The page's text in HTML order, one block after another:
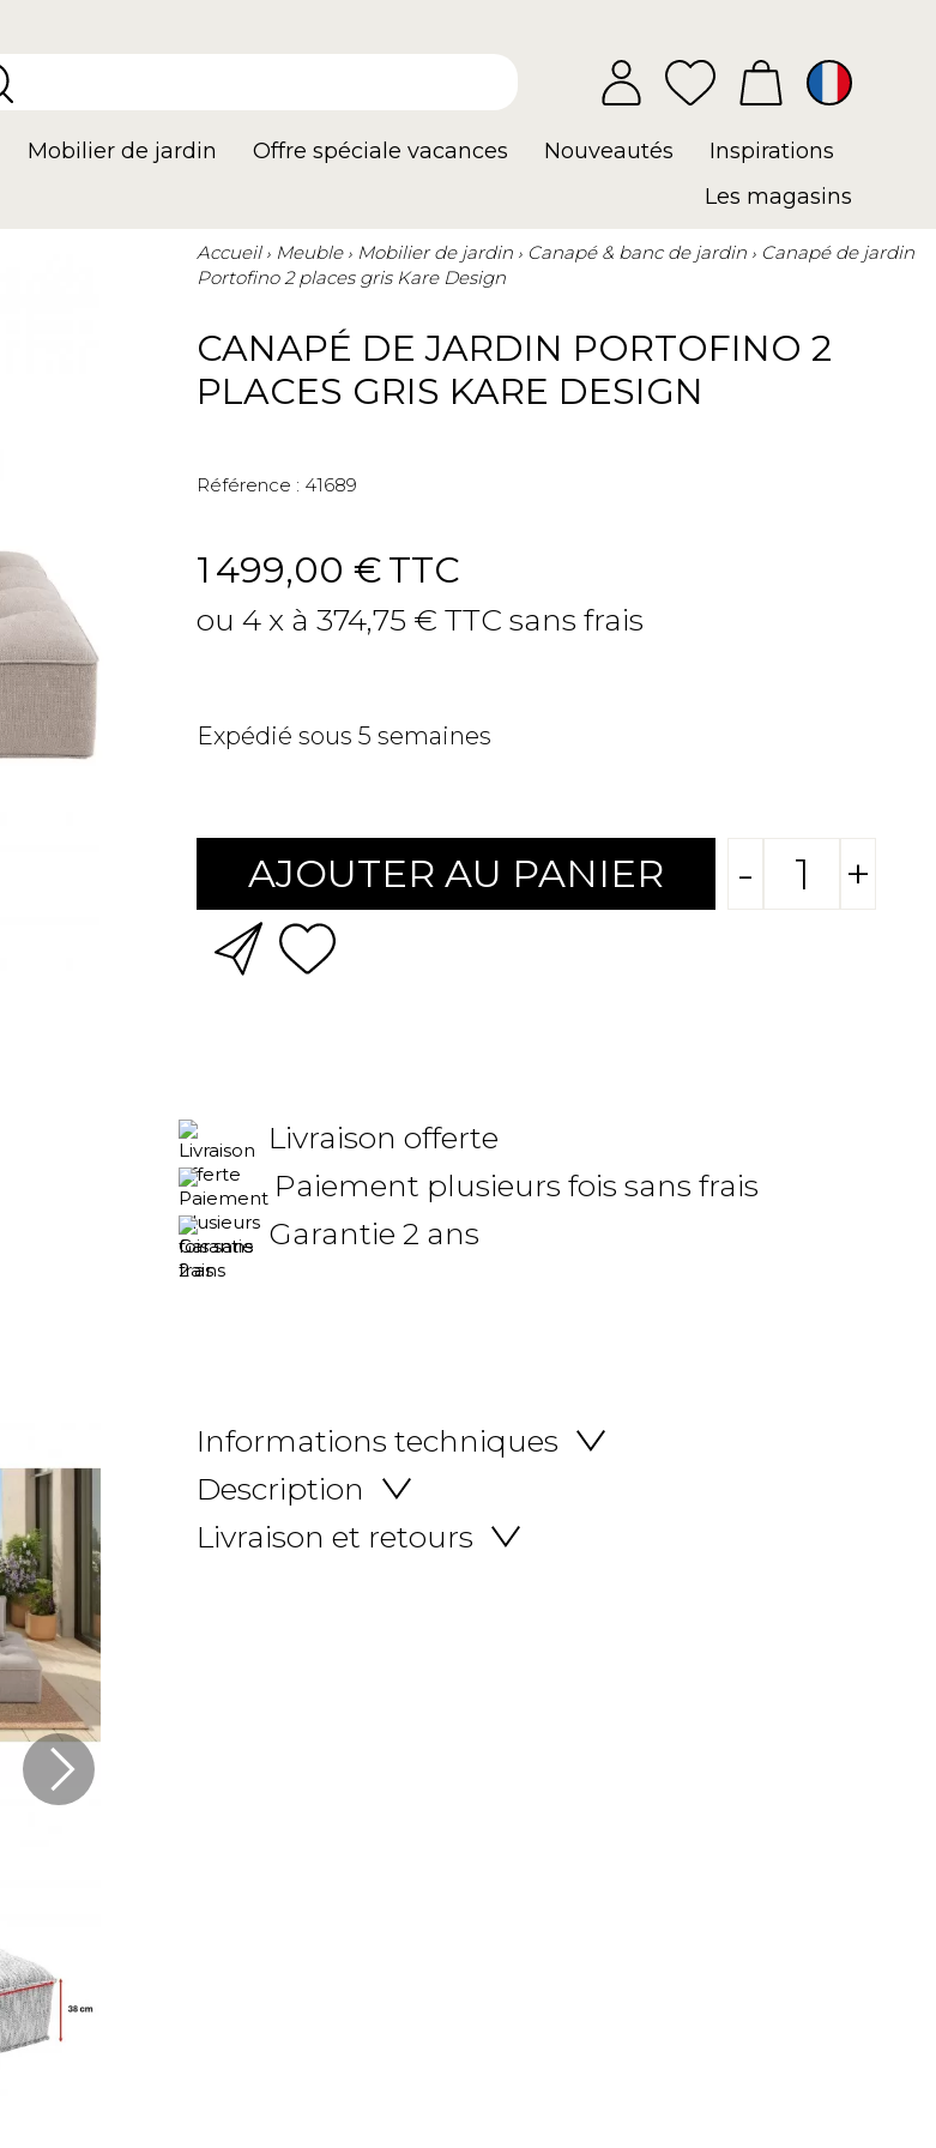
Mobilier de jardin Offre spéciale vacances Nouveautés
Inspirations
Les magasins
Accueil Meuble Mobilier de jardin Canapé & banc de jardin
Canapé de jardin
Portofino 2 places gris Kare Design
CANAPÉ DE JARDIN PORTOFINO 2
PLACES GRIS KARE DESIGN
Référence : 41689
1 499,00 €TTC
ou 4 x à 374,75 € TTC sans frais
Expédié sous 5 semaines
AJOUTER AU PANIER - +
Livraison offerte
Paiement plusieurs fois sans frais
Garantie 2 ans
Informations techniques
Description
Livraison et retours